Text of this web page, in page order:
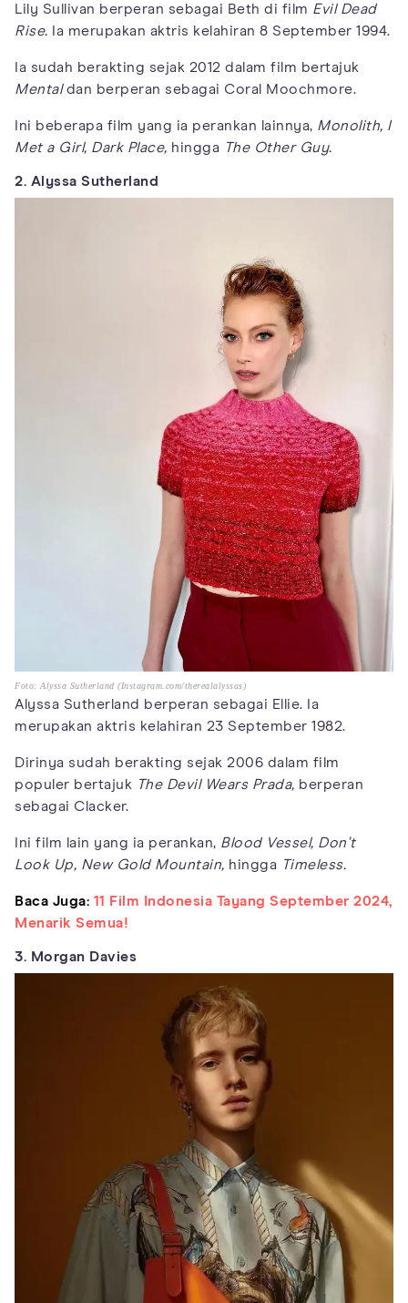
Lily Sullivan berperan sebagai Beth di film Evil Dead
Rise. Ia merupakan aktris kelahiran 8 September 1994.
Ia sudah berakting sejak 2012 dalam film bertajuk
Mentaldan berperan sebagai Coral Moochmore.
Ini beberapa film yang ia perankan lainnya, Monolith, I
Met a Girl, Dark Place, hingga The Other Guy.
2. Alyssa Sutherland
Foto: Alyssa Sutherland (Instagram.com/therealalyssas)
Alyssa Sutherland berperan sebagai Ellie. Ia
merupakan aktris kelahiran 23 September 1982.
Dirinya sudah berakting sejak 2006 dalam film
populer bertajuk The Devil Wears Prada, berperan
sebagai Clacker.
Ini film lain yang ia perankan, Blood Vessel, Don't
Look Up, New Gold Mountain, hingga Timeless.
Baca Juga: 11 Film Indonesia Tayang September 2024,
Menarik Semua!
3. Morgan Davies